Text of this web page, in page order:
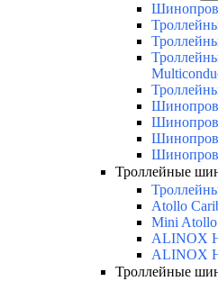
Троллейные
Atollo
Mini Atollo
ALINOX
ALINOX
Троллейные